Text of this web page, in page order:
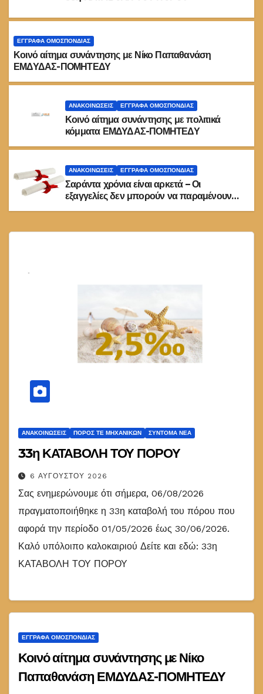
ΕΓΓΡΑΦΑ ΟΜΟΣΠΟΝΔΙΑΣ
Κοινό αίτημα συνάντησης με Νίκο Παπαθανάση
ΕΜΔΥΔΑΣ-ΠΟΜΗΤΕΔΥ
ΑΝΑΚΟΙΝΏΣΕΙΣ ΕΓΓΡΑΦΑ ΟΜΟΣΠΟΝΔΙΑΣ
Κοινό αίτημα συνάντησης με πολιτικά
κόμματα ΕΜΔΥΔΑΣ-ΠΟΜΗΤΕΔΥ
ΑΝΑΚΟΙΝΏΣΕΙΣ ΕΓΓΡΑΦΑ ΟΜΟΣΠΟΝΔΙΑΣ
Σαράντα χρόνια είναι αρκετά – Οι
εξαγγελίες δεν μπορούν να παραμένουν
ΑΝΑΚΟΙΝΏΣΕΙΣ ΠΌΡΟΣ ΤΕ ΜΗΧΑΝΙΚΏΝ ΣΎΝΤΟΜΑ ΝΈΑ
33η ΚΑΤΑΒΟΛΗ ΤΟΥ ΠΟΡΟΥ
6 ΑΥΓΟΎΣΤΟΥ 2026
Σας ενημερώνουμε ότι σήμερα, 06/08/2026
πραγματοποιήθηκε η 33η καταβολή του πόρου που
αφορά την περίοδο 01/05/2026 έως 30/06/2026.
Καλό υπόλοιπο καλοκαιριού Δείτε και εδώ: 33η
ΚΑΤΑΒΟΛΗ ΤΟΥ ΠΟΡΟΥ
ΕΓΓΡΑΦΑ ΟΜΟΣΠΟΝΔΙΑΣ
Κοινό αίτημα συνάντησης με Νίκο
Παπαθανάση ΕΜΔΥΔΑΣ-ΠΟΜΗΤΕΔΥ